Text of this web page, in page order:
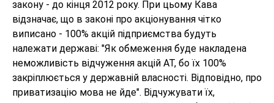
закону - до кінця 2012 року. При цьому Кава
відзначає, що в законі про акціонування чітко
виписано - 100% акцій підприємства будуть
належати державі: "Як обмеження буде накладена
неможливість відчуження акцій АТ, бо їх 100%
закріплюється у державній власності. Відповідно, про
приватизацію мова не йде". Відчужувати їх,